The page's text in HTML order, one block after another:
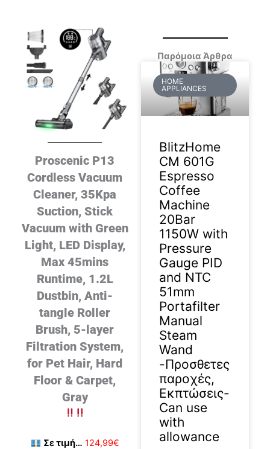
Proscenic P13
Cordless Vacuum
Cleaner, 35Kpa
Suction, Stick
Vacuum with Green
Light, LED Display,
Max 45mins
Runtime, 1.2L
Dustbin, Anti-
tangle Roller
Brush, 5-layer
Filtration System,
for Pet Hair, Hard
Floor & Carpet,
Gray
Σε τιμή… 124,99€
Παρόμοια Άρθρα
HOME
APPLIANCES
BlitzHome
CM 601G
Espresso
Coffee
Machine
20Bar
1150W with
Pressure
Gauge PID
and NTC
51mm
Portafilter
Manual
Steam
Wand
-Προσθετες
παροχές,
Εκπτώσεις-
Can use
with
allowance